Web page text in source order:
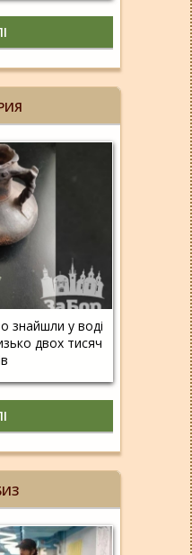
знайшли у воді
двох тисяч